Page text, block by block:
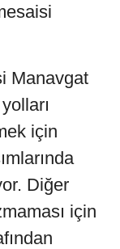
Manavgat
için
Diğer
için